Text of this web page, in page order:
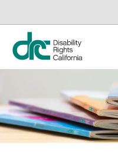
к
основному
содержанию